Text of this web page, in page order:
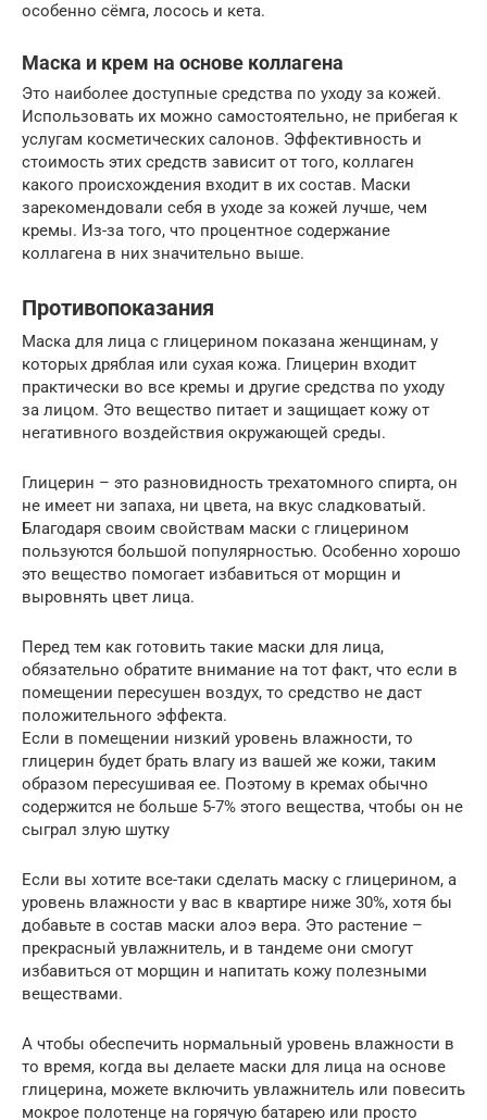
особенно сёмга, лосось и кета.
Маска и крем на основе коллагена
Это наиболее доступные средства по уходу за кожей.
Использовать их можно самостоятельно, не прибегая к
услугам косметических салонов. Эффективность и
стоимость этих средств зависит от того, коллаген
какого происхождения входит в их состав. Маски
зарекомендовали себя в уходе за кожей лучше, чем
кремы. Из-за того, что процентное содержание
коллагена в них значительно выше.
Противопоказания
Маска для лица с глицерином показана женщинам, у
которых дряблая или сухая кожа. Глицерин входит
практически во все кремы и другие средства по уходу
за лицом. Это вещество питает и защищает кожу от
негативного воздействия окружающей среды.
Глицерин – это разновидность трехатомного спирта, он
не имеет ни запаха, ни цвета, на вкус сладковатый.
Благодаря своим свойствам маски с глицерином
пользуются большой популярностью. Особенно хорошо
это вещество помогает избавиться от морщин и
выровнять цвет лица.
Перед тем как готовить такие маски для лица,
обязательно обратите внимание на тот факт, что если в
помещении пересушен воздух, то средство не даст
положительного эффекта.
Если в помещении низкий уровень влажности, то
глицерин будет брать влагу из вашей же кожи, таким
образом пересушивая ее. Поэтому в кремах обычно
содержится не больше 5-7% этого вещества, чтобы он не
сыграл злую шутку
Если вы хотите все-таки сделать маску с глицерином, а
уровень влажности у вас в квартире ниже 30%, хотя бы
добавьте в состав маски алоэ вера. Это растение –
прекрасный увлажнитель, и в тандеме они смогут
избавиться от морщин и напитать кожу полезными
веществами.
А чтобы обеспечить нормальный уровень влажности в
то время, когда вы делаете маски для лица на основе
глицерина, можете включить увлажнитель или повесить
мокрое полотенце на горячую батарею или просто